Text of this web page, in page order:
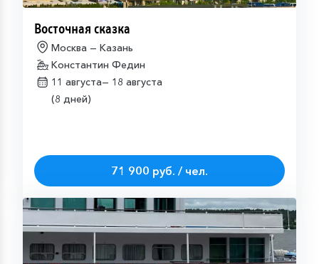
Восточная сказка
Москва — Казань
Константин Федин
11 августа— 18 августа
(8 дней)
71 900 руб. / чел.